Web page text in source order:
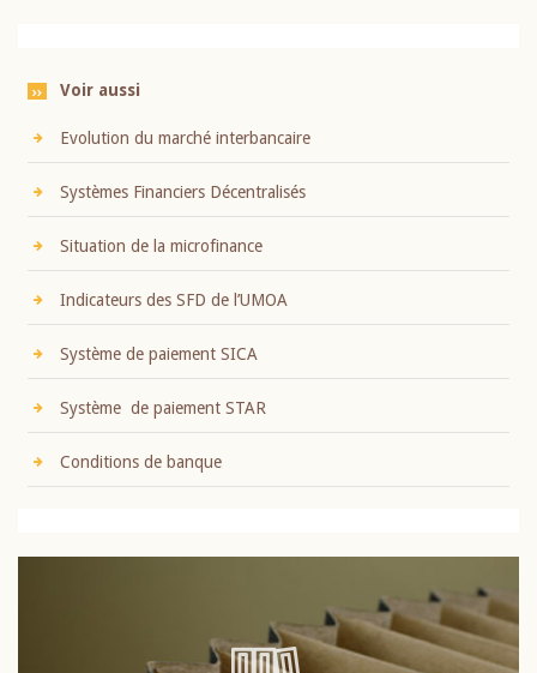
Voir aussi
Evolution du marché interbancaire
Systèmes Financiers Décentralisés
Situation de la microfinance
Indicateurs des SFD de l’UMOA
Système de paiement SICA
Système de paiement STAR
Conditions de banque